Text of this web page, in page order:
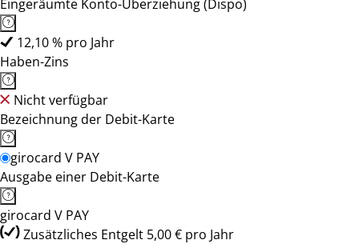
Eingeräumte Konto-Überziehung (Dispo)
12,10 % pro Jahr
Haben-Zins
Nicht verfügbar
Bezeichnung der Debit-Karte
girocard V PAY
Ausgabe einer Debit-Karte
girocard V PAY
Zusätzliches Entgelt 5,00 € pro Jahr